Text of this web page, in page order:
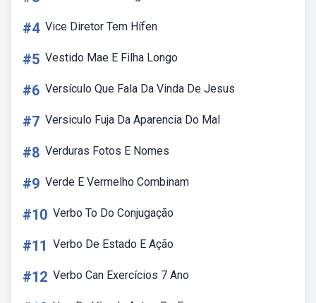
#4 Vice Diretor Tem Hífen
#5 Vestido Mae E Filha Longo
#6 Versículo Que Fala Da Vinda De Jesus
#7 Versiculo Fuja Da Aparencia Do Mal
#8 Verduras Fotos E Nomes
#9 Verde E Vermelho Combinam
#10 Verbo To Do Conjugação
#11 Verbo De Estado E Ação
#12 Verbo Can Exercícios 7 Ano